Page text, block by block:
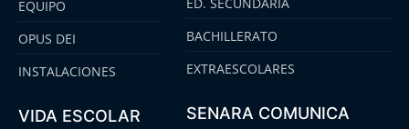
EQUIPO
OPUS DEI
INSTALACIONES
VIDA ESCOLAR
BACHILLERATO
EXTRAESCOLARES
SENARA COMUNICA